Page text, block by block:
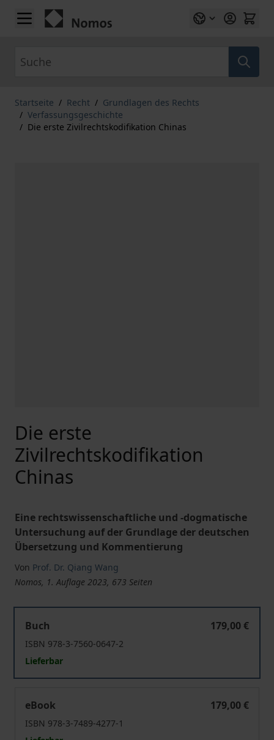
Zum Inhalt springen
Startseite / Recht / Grundlagen des Rechts
/ Verfassungsgeschichte
/ Die erste Zivilrechtskodifikation Chinas
Die erste
Zivilrechtskodifikation
Chinas
Eine rechtswissenschaftliche und -dogmatische
Untersuchung auf der Grundlage der deutschen
Übersetzung und Kommentierung
Von Prof. Dr. Qiang Wang
Nomos, 1. Auflage 2023, 673 Seiten
Buch
179,00 €
ISBN 978-3-7560-0647-2
Lieferbar
eBook
179,00 €
ISBN 978-3-7489-4277-1